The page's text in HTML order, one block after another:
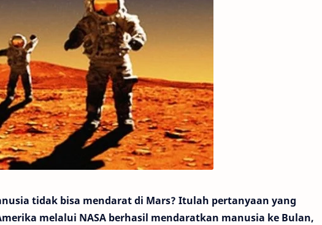
tidak bisa mendarat di Mars? Itulah pertanyaan yang
melalui NASA berhasil mendaratkan manusia ke Bulan,